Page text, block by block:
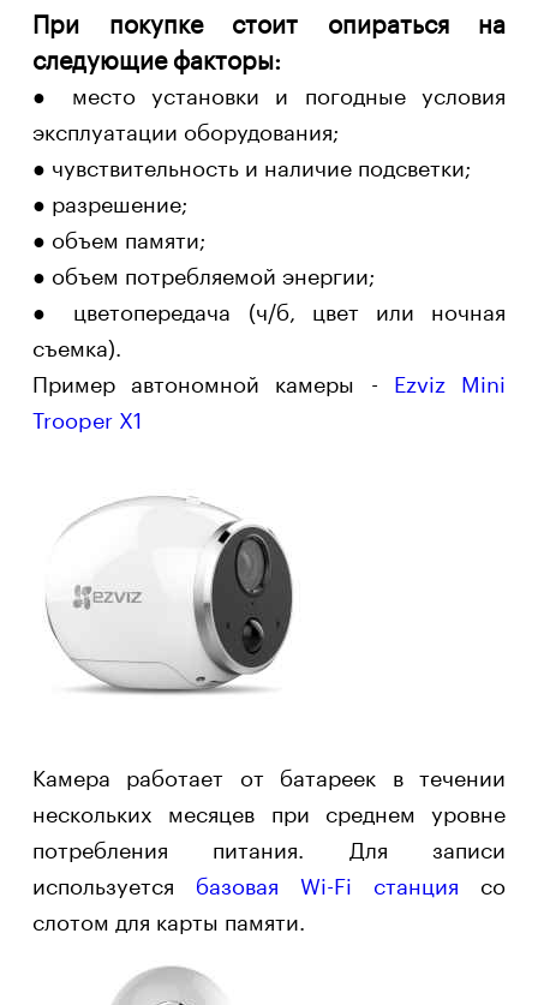
При покупке стоит опираться на
следующие факторы:
● место установки и погодные условия
эксплуатации оборудования;
● чувствительность и наличие подсветки;
● разрешение;
● объем памяти;
● объем потребляемой энергии;
● цветопередача (ч/б, цвет или ночная
съемка).
Пример автономной камеры - Ezviz Mini
Trooper X1
Камера работает от батареек в течении
нескольких месяцев при среднем уровне
потребления питания. Для записи
используется базовая Wi-Fi станция со
слотом для карты памяти.